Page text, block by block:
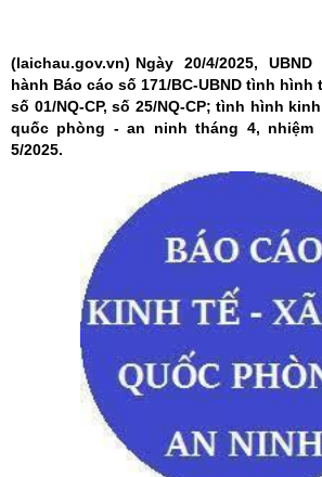
(laichau.gov.vn) Ngày 20/4/2025,
hành Báo cáo số 171/BC-UBND tình
số 01/NQ-CP, số 25/NQ-CP; tình hình
quốc phòng - an ninh tháng 4, nhiệm
5/2025.